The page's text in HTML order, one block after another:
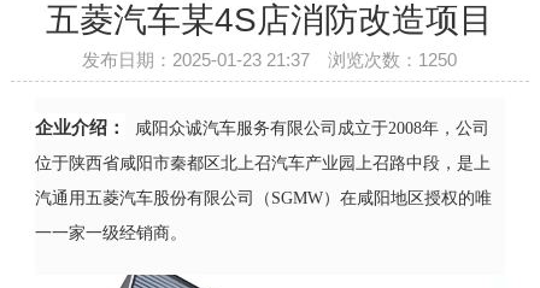
五菱汽车某4S店消防改造项目
发布日期：2025-01-23 21:37 浏览次数： 1250
企业介绍：
咸阳众诚汽车服务有限公司成立于2008年，公司
位于陕西省咸阳市秦都区北上召汽车产业园上召路中段，是上
汽通用五菱汽车股份有限公司（SGMW）在咸阳地区授权的唯
一一家一级经销商。